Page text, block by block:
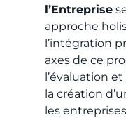
l’Entreprise
approche
l’intégration
axes de ce
l’évaluation
la création
les